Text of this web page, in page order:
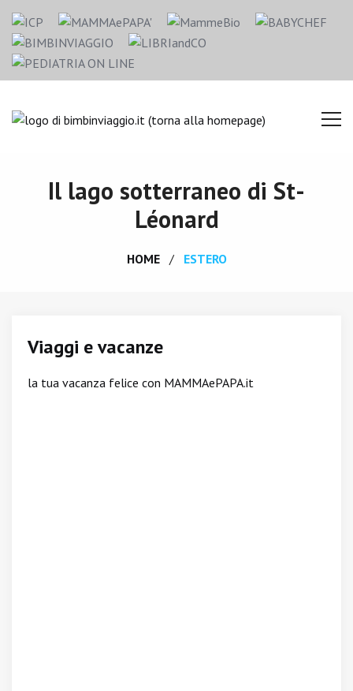
Il lago sotterraneo di St-
Léonard
HOME ESTERO
Viaggi e vacanze
la tua vacanza felice con MAMMAePAPA.it